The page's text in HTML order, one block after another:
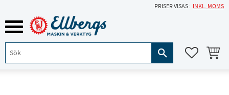
Meny
PRISER VISAS INKL. MOMS